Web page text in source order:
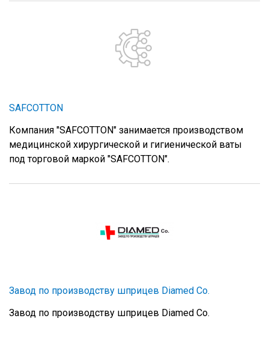
SAFCOTTON
Компания "SAFCOTTON" занимается производством
медицинской хирургической и гигиенической ваты
под торговой маркой "SAFCOTTON".
Завод по производству шприцев Diamed Co.
Завод по производству шприцев Diamed Co.